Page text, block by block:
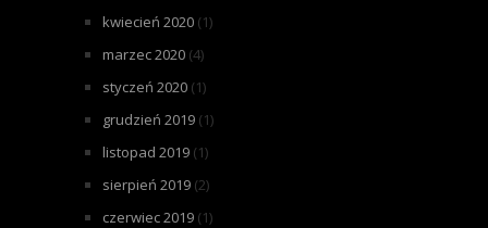
kwiecień 2020 (1)
marzec 2020 (4)
styczeń 2020 (1)
grudzień 2019 (1)
listopad 2019 (1)
sierpień 2019 (2)
czerwiec 2019 (1)